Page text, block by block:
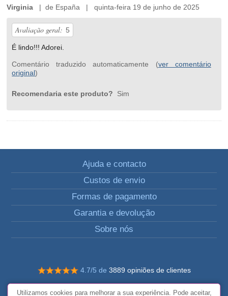
Virginia | de España | quinta-feira 19 de junho de 2025
Avaliação geral: 5
É lindo!!! Adorei.
Comentário traduzido automaticamente (ver comentário
original)
Recomendaria este produto? Sim
Ajuda e contacto
Custos de envio
Formas de pagamento
Garantia e devolução
Sobre nós
4.7/5 de 3889 opiniões de clientes
© Todos os direitos reservados FunToCome
Utilizamos cookies para melhorar a sua experiência. Pode aceitar,